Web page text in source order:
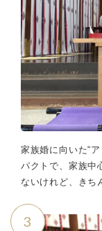
家族婚に向いた“
パクトで、家族中
ないけれど、きち
3